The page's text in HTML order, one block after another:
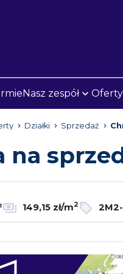
Nasz zespół Oferty
Działki Sprzedaż
na
149,15 zł/m2